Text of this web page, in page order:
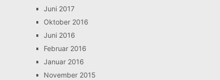
Juni 2017
Oktober 2016
Juni 2016
Februar 2016
Januar 2016
November 2015